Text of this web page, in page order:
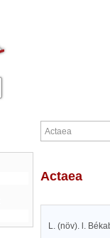
Actaea
L. (növ). l.